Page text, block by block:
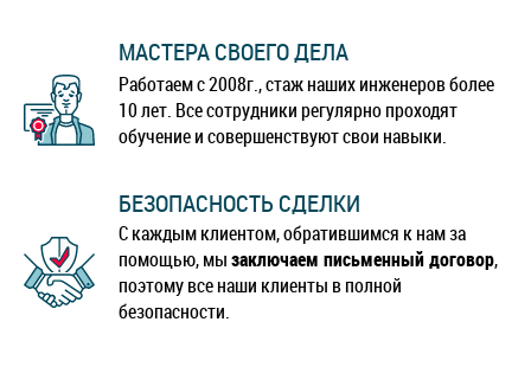
МАСТЕРА СВОЕГО ДЕЛА
Работаем с 2008г., стаж наших инженеров более
10 лет. Все сотрудники регулярно проходят
обучение и совершенствуют свои навыки.
БЕЗОПАСНОСТЬ СДЕЛКИ
С каждым клиентом, обратившимся к нам за
помощью, мызаключаем письменный договор,
поэтому все наши клиенты в полной
безопасности.